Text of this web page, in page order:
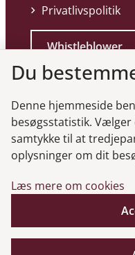
Privatlivspolitik
Whistleblower
Genveje
Gå til
Gå til
Du
Denne hjemmeside
besøgsstatistik. Vælger
samtykke til at
oplysninger om dit
Læs mere om cookies